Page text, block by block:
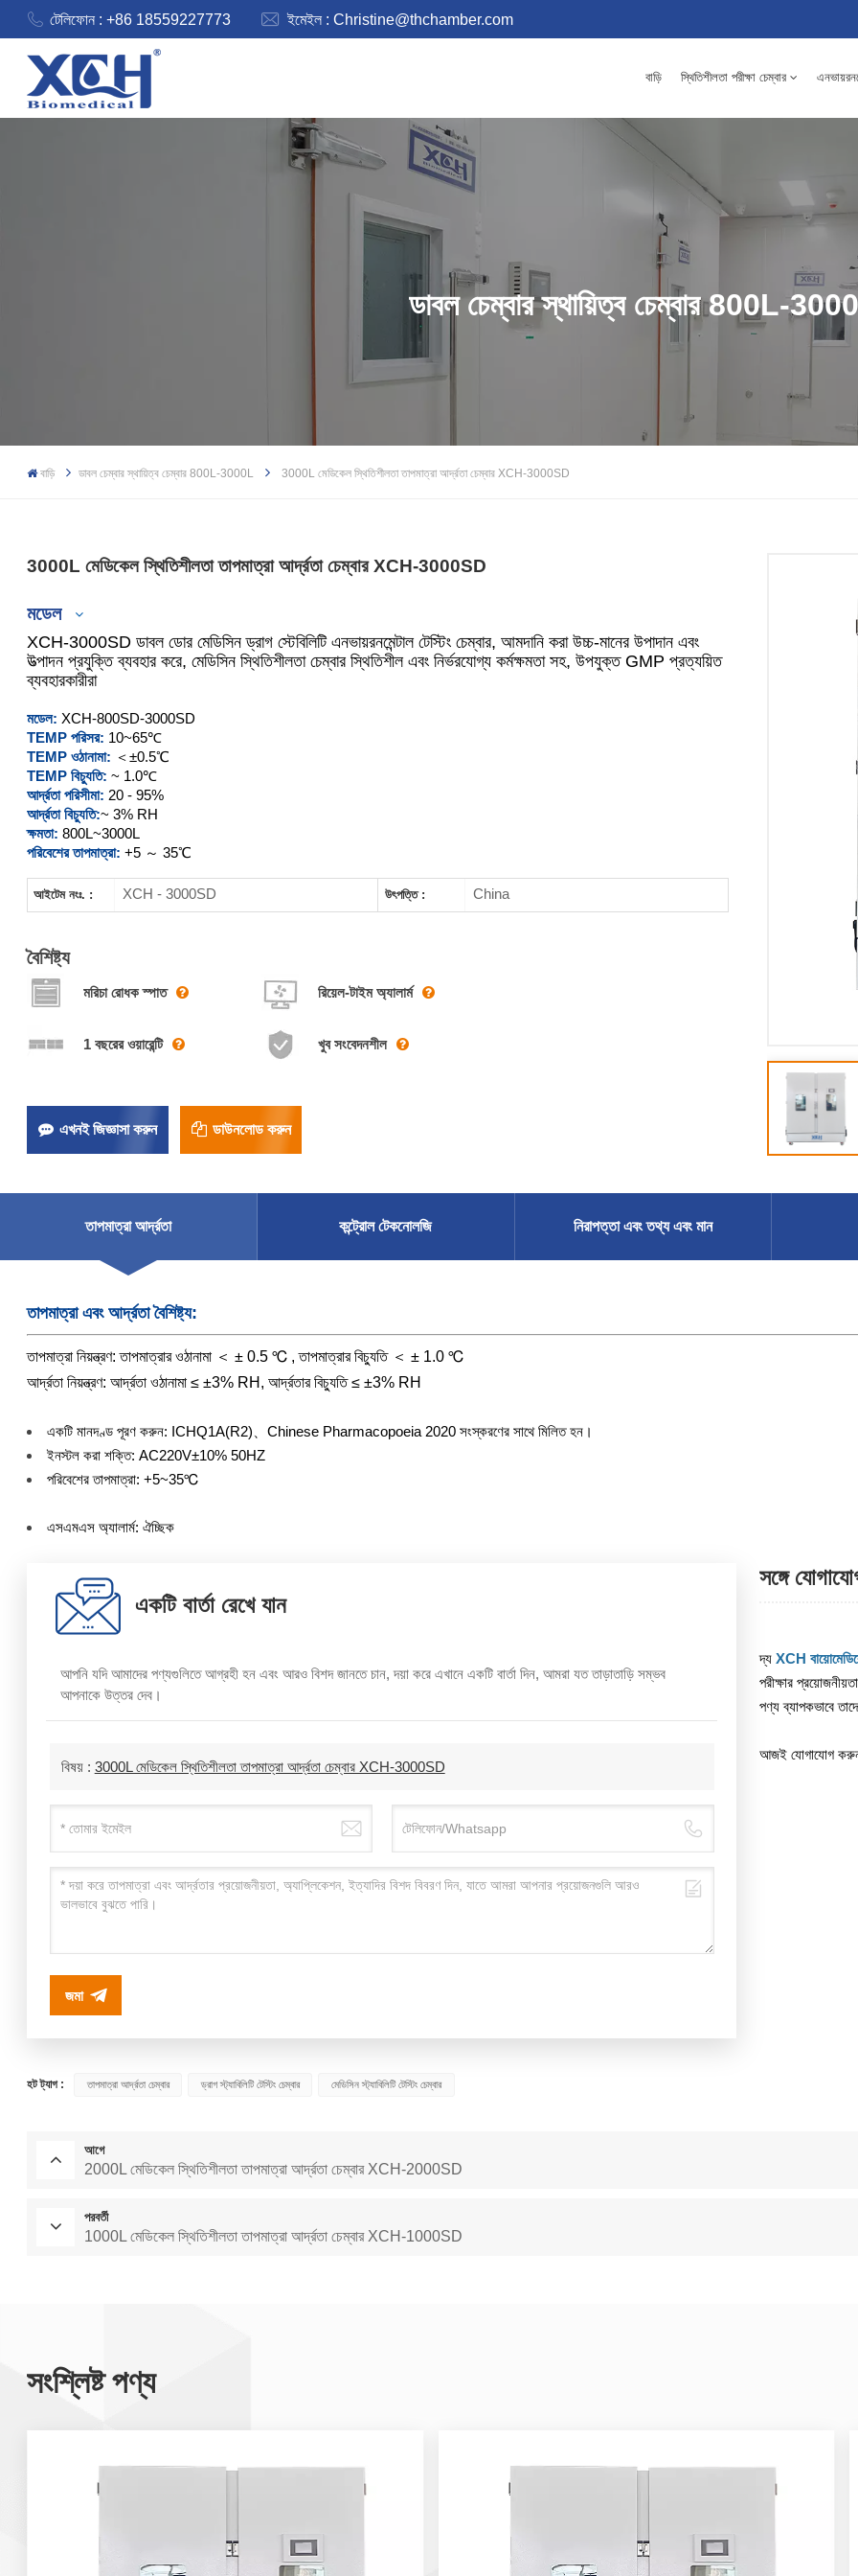
টেলিফোন : +86 18559227773 ইমেইল :Christine@thchamber.com
বাড়ি স্থিতিশীলতা পরীক্ষা চেম্বার
ডাবল চেম্বার স্থায়িত্ব চেম্বার 800L-
বাড়ি ডাবল চেম্বার স্থায়িত্ব চেম্বার 800L-3000L 3000L মেডিকেল স্থিতিশীলতা তাপমাত্রা আর্দ্রতা চেম্বার XCH-3000SD
3000L মেডিকেল স্থিতিশীলতা তাপমাত্রা আর্দ্রতা চেম্বার XCH-3000SD
মডেল
XCH-1000SD
XCH-2000SD
XCH-3000SD
XCH-3000SD ডাবল ডোর মেডিসিন ড্রাগ স্টেবিলিটি এনভায়রনমেন্টাল টেস্টিং চেম্বার, আমদানি করা উচ্চ-মানের উপাদান এবং
উত্পাদন প্রযুক্তি ব্যবহার করে, মেডিসিন স্থিতিশীলতা চেম্বার স্থিতিশীল এবং নির্ভরযোগ্য কর্মক্ষমতা সহ, উপযুক্ত GMP প্রত্যয়িত
ব্যবহারকারীরা
মডেল:XCH-800SD-3000SD
TEMP পরিসর: 10~65℃
TEMP ওঠানামা: ＜±0.5℃
TEMP বিচ্যুতি:~ 1.0℃
আর্দ্রতা পরিসীমা:20 - 95%
আর্দ্রতা বিচ্যুতি:~ 3% RH
ক্ষমতা:800L~3000L
পরিবেশের তাপমাত্রা: +5 ～ 35℃
আইটেম নংঃ. : XCH - 3000SD উৎপত্তি : China
বৈশিষ্ট্য
মরিচা রোধক স্পাত রিয়েল-টাইম অ্যালার্ম
1 বছরের ওয়ারেন্টি খুব সংবেদনশীল
এখনই জিজ্ঞাসা করুন ডাউনলোড করুন
তাপমাত্রা আর্দ্রতা কন্ট্রোল টেকনোলজি নিরাপত্তা এবং তথ্য এবং মান
তাপমাত্রা এবং আর্দ্রতা বৈশিষ্ট্য:
তাপমাত্রা নিয়ন্ত্রণ: তাপমাত্রার ওঠানামা ＜ ± 0.5 ℃ , তাপমাত্রার বিচ্যুতি ＜ ± 1.0 ℃
আর্দ্রতা নিয়ন্ত্রণ: আর্দ্রতা ওঠানামা ≤ ±3% RH, আর্দ্রতার বিচ্যুতি ≤ ±3% RH
একটি মানদণ্ড পূরণ করুন: ICHQ1A(R2)、Chinese Pharmacopoeia 2020 সংস্করণের সাথে মিলিত হন।
ইনস্টল করা শক্তি: AC220V±10% 50HZ
পরিবেশের তাপমাত্রা: +5~35℃
এসএমএস অ্যালার্ম: ঐচ্ছিক
একটি বার্তা রেখে যান
আপনি যদি আমাদের পণ্যগুলিতে আগ্রহী হন এবং আরও বিশদ জানতে চান, দয়া করে এখানে একটি বার্তা দিন, আমরা যত তাড়াতাড়ি সম্ভব
আপনাকে উত্তর দেব।
বিষয় : 3000L মেডিকেল স্থিতিশীলতা তাপমাত্রা আর্দ্রতা চেম্বার XCH-3000SD
জমা
সঙ্গে
দ্যXCH
পরীক্ষার
পণ্য ব্যাপকভাবে
আজই যোগাযোগ
হট ট্যাগ : তাপমাত্রা আর্দ্রতা চেম্বার ড্রাগ স্ট্যাবিলিটি টেস্টিং চেম্বার মেডিসিন স্ট্যাবিলিটি টেস্টিং চেম্বার
আগে
2000L মেডিকেল স্থিতিশীলতা তাপমাত্রা আর্দ্রতা চেম্বার XCH-2000SD
পরবর্তী
1000L মেডিকেল স্থিতিশীলতা তাপমাত্রা আর্দ্রতা চেম্বার XCH-1000SD
সংশ্লিষ্ট পণ্য